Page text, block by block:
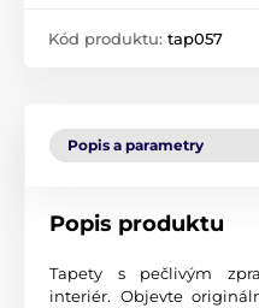
Kód produktu: tap057
Popis a parametry
Popis produktu
Tapety s pečlivým
interiér. Objevte